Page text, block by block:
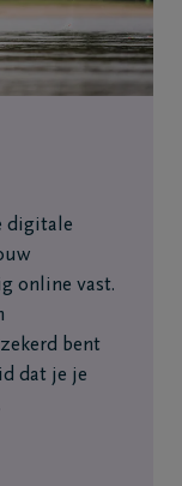
digitale
online vast.
bent
dat je je